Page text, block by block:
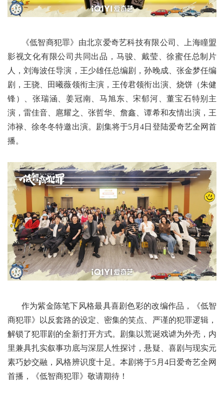
《低智商犯罪》由北京爱奇艺科技有限公司、上海瞳盟
影视文化有限公司共同出品，马骏、戴莹、徐蜜任总制片
人，刘海波任导演，王少雄任总编剧，孙晚成、张金梦任编
剧，王骁、田曦薇领衔主演，王传君领衔出演、烧饼（朱健
锋）、张瑞涵、姜冠南、马旭东、宋郁河、董宝石特别主
演，雷佳音、扈耀之、张哲华、詹鑫、谭希和友情出演，王
沛禄、徐冬冬特邀出演。剧集将于5月4日登陆爱奇艺全网首
播。
作为紫金陈笔下风格最具喜剧色彩的改编作品，《低智
商犯罪》以反套路的设定、密集的笑点、严谨的犯罪逻辑，
解锁了犯罪剧的全新打开方式。剧集以荒诞戏谑为外壳，内
里兼具扎实叙事功底与深层人性探讨，悬疑、喜剧与现实元
素巧妙交融，风格辨识度十足。本剧将于5月4日爱奇艺全网
首播，《低智商犯罪》敬请期待！